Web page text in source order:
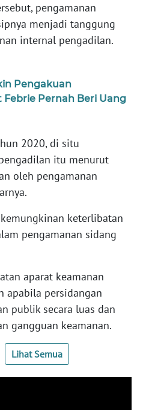
pengamanan
menjadi tanggung
internal pengadilan.
Pengakuan
Pernah Beri Uang
2020, di situ
itu menurut
oleh pengamanan
keterlibatan
pengamanan sidang
aparat keamanan
apabila persidangan
publik secara luas dan
gangguan keamanan.
Lihat Semua